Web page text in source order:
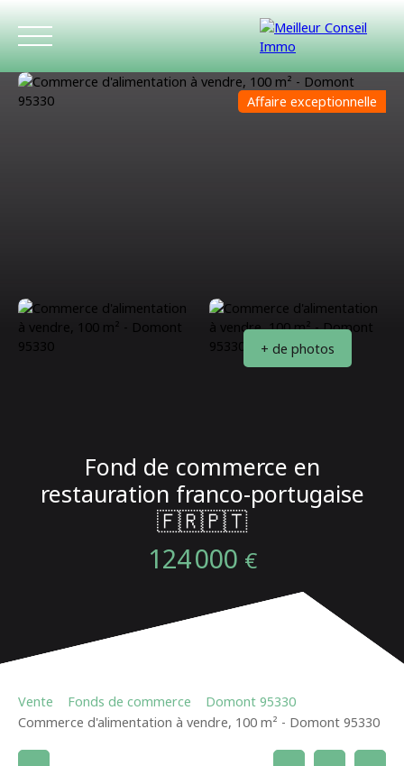
Affaire exceptionnelle
+ de photos
Fond de commerce en
restauration franco-portugaise
🇫🇷🇵🇹
124 000 €
Vente Fonds de commerce
Domont 95330
Commerce d'alimentation à vendre, 100 m² - Domont 95330